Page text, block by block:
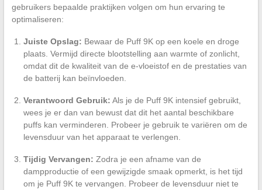
gebruikers bepaalde praktijken volgen om hun ervaring te
optimaliseren:
Juiste Opslag: Bewaar de Puff 9K op een koele en droge
plaats. Vermijd directe blootstelling aan warmte of zonlicht,
omdat dit de kwaliteit van de e-vloeistof en de prestaties van
de batterij kan beïnvloeden.
Verantwoord Gebruik: Als je de Puff 9K intensief gebruikt,
wees je er dan van bewust dat dit het aantal beschikbare
puffs kan verminderen. Probeer je gebruik te variëren om de
levensduur van het apparaat te verlengen.
Tijdig Vervangen: Zodra je een afname van de
dampproductie of een gewijzigde smaak opmerkt, is het tijd
om je Puff 9K te vervangen. Probeer de levensduur niet te